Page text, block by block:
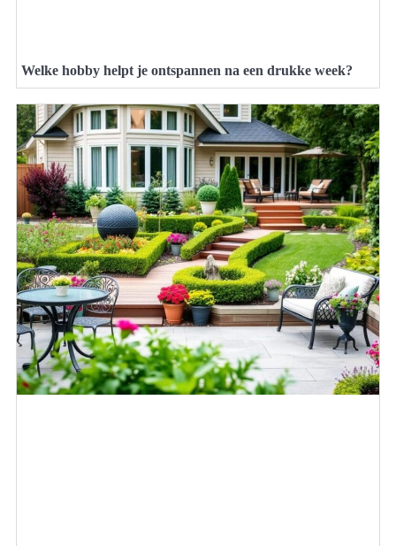
Welke hobby helpt je ontspannen na een drukke week?